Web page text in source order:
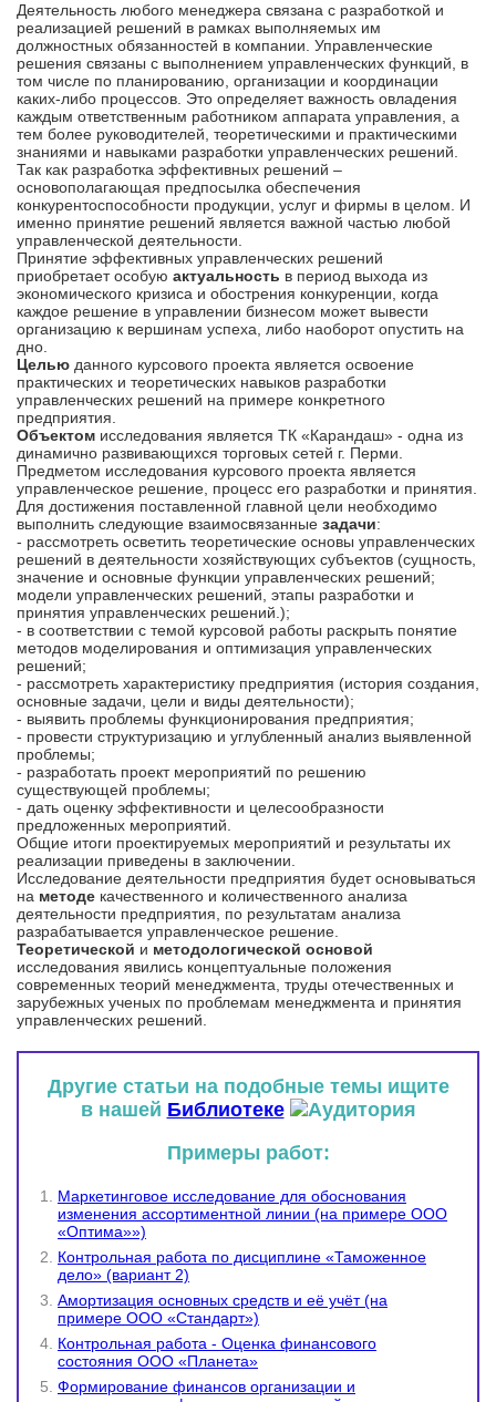
Деятельность любого менеджера связана с разработкой и
реализацией решений в рамках выполняемых им
должностных обязанностей в компании. Управленческие
решения связаны с выполнением управленческих функций, в
том числе по планированию, организации и координации
каких-либо процессов. Это определяет важность овладения
каждым ответственным работником аппарата управления, а
тем более руководителей, теоретическими и практическими
знаниями и навыками разработки управленческих решений.
Так как разработка эффективных решений –
основополагающая предпосылка обеспечения
конкурентоспособности продукции, услуг и фирмы в целом. И
именно принятие решений является важной частью любой
управленческой деятельности.
Принятие эффективных управленческих решений
приобретает особую актуальность в период выхода из
экономического кризиса и обострения конкуренции, когда
каждое решение в управлении бизнесом может вывести
организацию к вершинам успеха, либо наоборот опустить на
дно.
Целью данного курсового проекта является освоение
практических и теоретических навыков разработки
управленческих решений на примере конкретного
предприятия.
Объектом исследования является ТК «Карандаш» - одна из
динамично развивающихся торговых сетей г. Перми.
Предметом исследования курсового проекта является
управленческое решение, процесс его разработки и принятия.
Для достижения поставленной главной цели необходимо
выполнить следующие взаимосвязанные задачи:
- рассмотреть осветить теоретические основы управленческих
решений в деятельности хозяйствующих субъектов (сущность,
значение и основные функции управленческих решений;
модели управленческих решений, этапы разработки и
принятия управленческих решений.);
- в соответствии с темой курсовой работы раскрыть понятие
методов моделирования и оптимизация управленческих
решений;
- рассмотреть характеристику предприятия (история создания,
основные задачи, цели и виды деятельности);
- выявить проблемы функционирования предприятия;
- провести структуризацию и углубленный анализ выявленной
проблемы;
- разработать проект мероприятий по решению
существующей проблемы;
- дать оценку эффективности и целесообразности
предложенных мероприятий.
Общие итоги проектируемых мероприятий и результаты их
реализации приведены в заключении.
Исследование деятельности предприятия будет основываться
на методе качественного и количественного анализа
деятельности предприятия, по результатам анализа
разрабатывается управленческое решение.
Теоретической и методологической основой
исследования явились концептуальные положения
современных теорий менеджмента, труды отечественных и
зарубежных ученых по проблемам менеджмента и принятия
управленческих решений.
Другие статьи на подобные темы ищите
в нашей Библиотеке
Примеры работ:
Маркетинговое исследование для обоснования
изменения ассортиментной линии (на примере ООО
«Оптима»»)
Контрольная работа по дисциплине «Таможенное
дело» (вариант 2)
Амортизация основных средств и её учёт (на
примере ООО «Стандарт»)
Контрольная работа - Оценка финансового
состояния ООО «Планета»
Формирование финансов организации и